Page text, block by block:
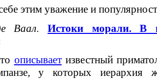
этим уважение и
Ваал.Истоки морали. В
описываетизвестный
у которых иерархия